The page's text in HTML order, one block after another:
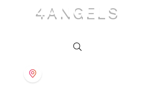
4ANGELS